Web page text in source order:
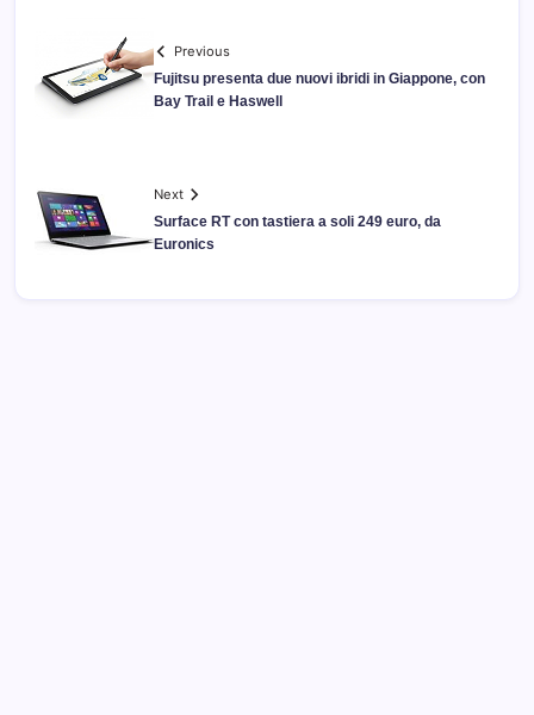
Previous
Fujitsu presenta due nuovi ibridi in Giappone, con
Bay Trail e Haswell
Next
Surface RT con tastiera a soli 249 euro, da
Euronics